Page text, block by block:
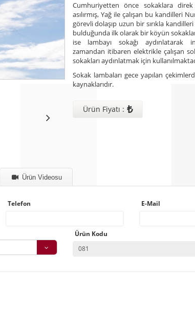
Cumhuriyetten önce sokaklara
asılırmış, Yağ ile çalışan bu kandilleri
görevli dolaşıp uzun bir sırıkla
bulduğunda ilk olarak bir köyün
ise lambayı sokağı aydınlatarak
zamandan itibaren elektrikle çalışan
sokakları aydınlatmak için
Sokak lambaları gece yapılan
kaynaklarıdır.
Ürün Fiyatı : ₺
Ürün Videosu
Telefon E-Mail
Ürün Kodu